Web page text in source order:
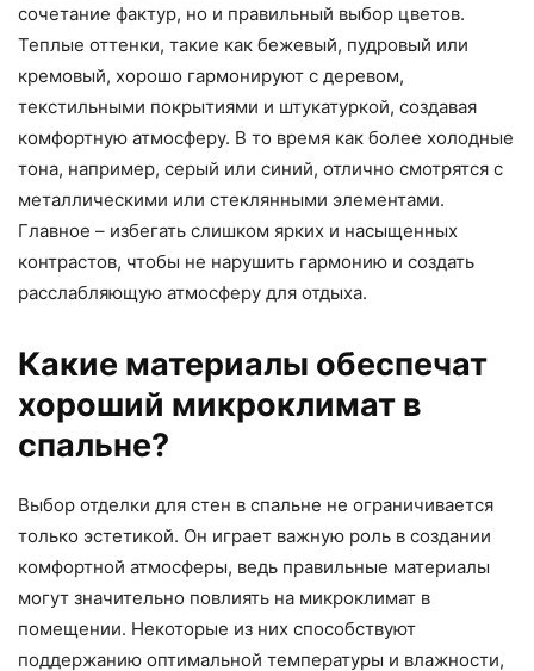
сочетание фактур, но и правильный выбор цветов.
Теплые оттенки, такие как бежевый, пудровый или
кремовый, хорошо гармонируют с деревом,
текстильными покрытиями и штукатуркой, создавая
комфортную атмосферу. В то время как более холодные
тона, например, серый или синий, отлично смотрятся с
металлическими или стеклянными элементами.
Главное – избегать слишком ярких и насыщенных
контрастов, чтобы не нарушить гармонию и создать
расслабляющую атмосферу для отдыха.
Какие материалы обеспечат
хороший микроклимат в
спальне?
Выбор отделки для стен в спальне не ограничивается
только эстетикой. Он играет важную роль в создании
комфортной атмосферы, ведь правильные материалы
могут значительно повлиять на микроклимат в
помещении. Некоторые из них способствуют
поддержанию оптимальной температуры и влажности,